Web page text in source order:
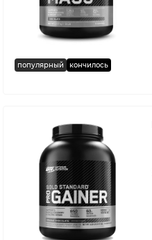
популярный кончилось